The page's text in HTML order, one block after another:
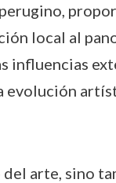
local al
influencias
evolución
del arte, sino